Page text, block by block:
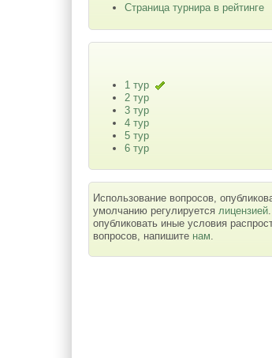
Страница турнира в рейтинге
1 тур
2 тур
3 тур
4 тур
5 тур
6 тур
Использование вопросов,
умолчанию регулируется лицензией
опубликовать иные условия
вопросов, напишите нам